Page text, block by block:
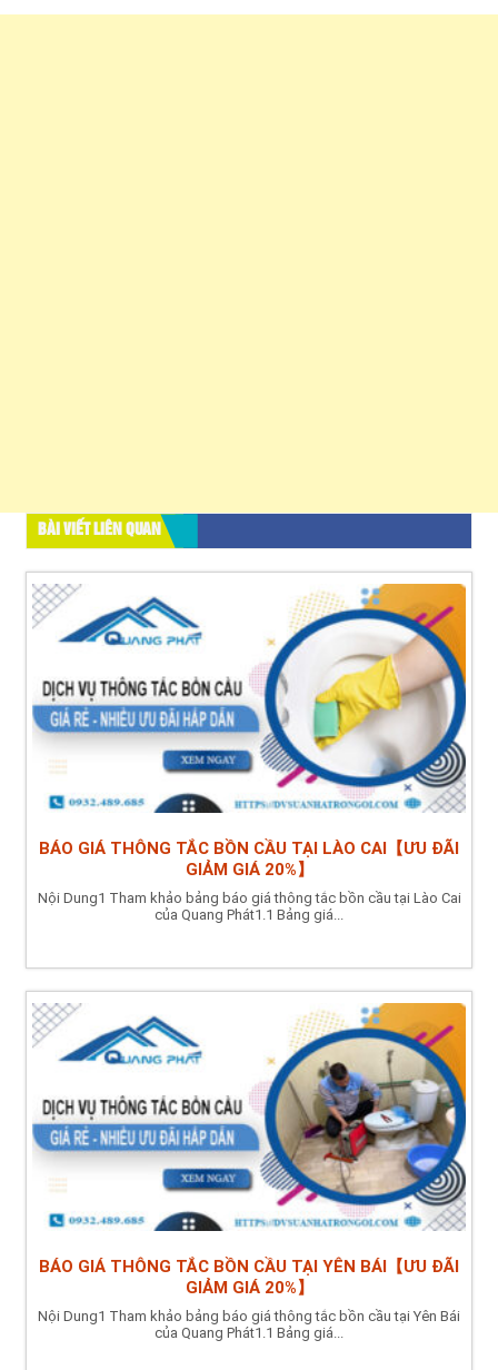
BÀI VIẾT LIÊN QUAN
BÁO GIÁ THÔNG TẮC BỒN CẦU TẠI LÀO CAI【ƯU ĐÃI
GIẢM GIÁ 20%】
Nội Dung1 Tham khảo bảng báo giá thông tắc bồn cầu tại Lào Cai
của Quang Phát1.1 Bảng giá...
BÁO GIÁ THÔNG TẮC BỒN CẦU TẠI YÊN BÁI【ƯU ĐÃI
GIẢM GIÁ 20%】
Nội Dung1 Tham khảo bảng báo giá thông tắc bồn cầu tại Yên Bái
của Quang Phát1.1 Bảng giá...